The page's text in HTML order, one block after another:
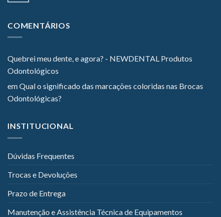
COMENTÁRIOS
Quebrei meu dente, e agora? - NEWDENTAL Produtos
Odontológicos
emQual o significado das marcações coloridas nas Brocas
Odontológicas?
INSTITUCIONAL
Dúvidas Frequentes
Trocas e Devoluções
Prazo de Entrega
Manutenção e Assistência Técnica de Equipamentos